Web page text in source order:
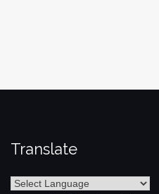
Translate